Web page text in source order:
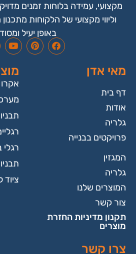
מאי אדן
דף בית
אודות
גלריה
פרויקטים בבנייה
המגזין
גלריה
המוצרים שלנו
צור קשר
תקנון מדיניות החזרת
מוצרים
ציוד
צרו קשר
מקצועי, עמידה בלוחות זמנים
וליווי מקצועי של הלקוחות
באופן יעיל